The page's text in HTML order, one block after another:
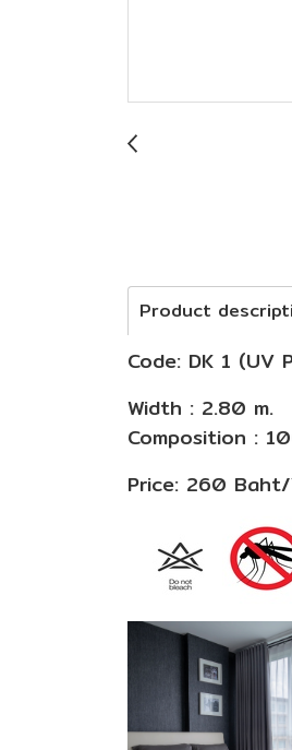
Product
Code: DK 1 (UV
Width : 2.80 m.
Composition :
Price: 260